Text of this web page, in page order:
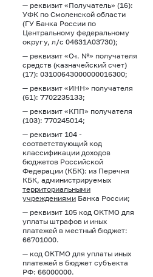
— реквизит «Получатель» (16):
УФК по Смоленской области
(ГУ Банка России по
Центральному федеральному
округу, л/с 04631А03730);
— реквизит «Сч. №» получателя
средств (казначейский счет)
(17): 03100643000000016300;
— реквизит «ИНН» получателя
(61): 7702235133;
— реквизит «КПП» получателя
(103): 770245014;
— реквизит 104 -
соответствующий код
классификации доходов
бюджетов Российской
Федерации (КБК): из Перечня
КБК, администрируемых
территориальными
учреждениями Банка России;
— реквизит 105 код ОКТМО для
уплаты штрафов и иных
платежей в местный бюджет:
66701000.
— код ОКТМО для уплаты иных
платежей в бюджет субъекта
РФ: 66000000.